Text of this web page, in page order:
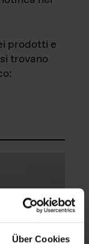
Über Cookies
prodotti e
trovano